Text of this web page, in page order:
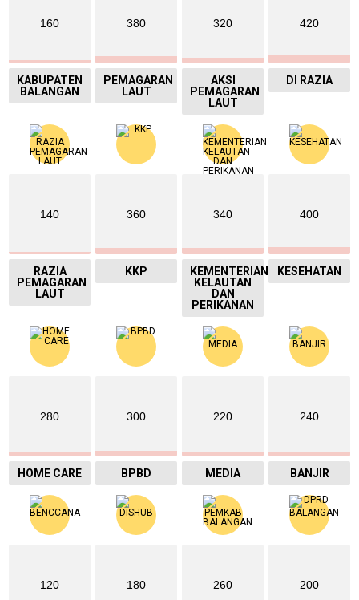
160
KABUPATEN
BALANGAN
380
PEMAGARAN
LAUT
320
AKSI
PEMAGARAN
LAUT
420
DI RAZIA
140
RAZIA
PEMAGARAN
LAUT
360
KKP
340
KEMENTERIAN
KELAUTAN
DAN
PERIKANAN
400
KESEHATAN
280
HOME CARE
300
BPBD
220
MEDIA
240
BANJIR
120 180 260 200